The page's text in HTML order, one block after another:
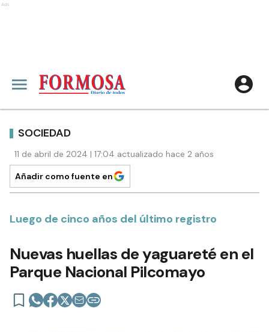
Ads
SOCIEDAD
11 de abril de 2024 | 17:04 actualizado hace 2 años
Añadir como fuente en
Luego de cinco años del último registro
Nuevas huellas de yaguareté en el
Parque Nacional Pilcomayo